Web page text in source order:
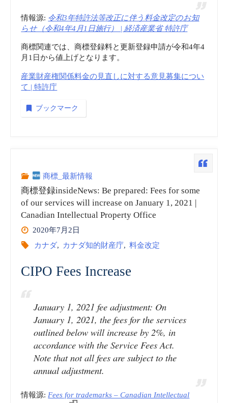
体
改
（’23
施
行)
韓
国
的
財
産
情報源: 令和3年特許法等改正に伴う料金改定のお知
らせ（令和4年4月1日施行） | 経済産業省 特許庁
商標関連では、商標登録料と更新登録申請が令和4年4
月1日から値上げとなります。
産業財産権関係料金の見直しに対する意見募集につい
て | 特許庁
ブックマーク
商標_最新情報
商標登録insideNews: Be prepared: Fees for some
of our services will increase on January 1, 2021 |
Canadian Intellectual Property Office
2020年7月2日
カナダ, カナダ知的財産庁, 料金改定
CIPO Fees Increase
January 1, 2021 fee adjustment: On
January 1, 2021, the fees for the services
outlined below will increase by 2%, in
accordance with the Service Fees Act.
Note that not all fees are subject to the
annual adjustment.
情報源: Fees for trademarks – Canadian Intellectual